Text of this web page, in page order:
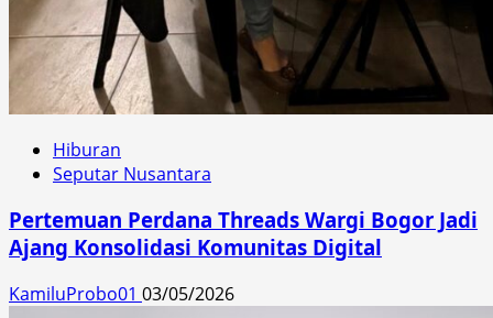
Hiburan
Seputar Nusantara
Pertemuan Perdana Threads Wargi Bogor Jadi
Ajang Konsolidasi Komunitas Digital
KamiluProbo01 03/05/2026